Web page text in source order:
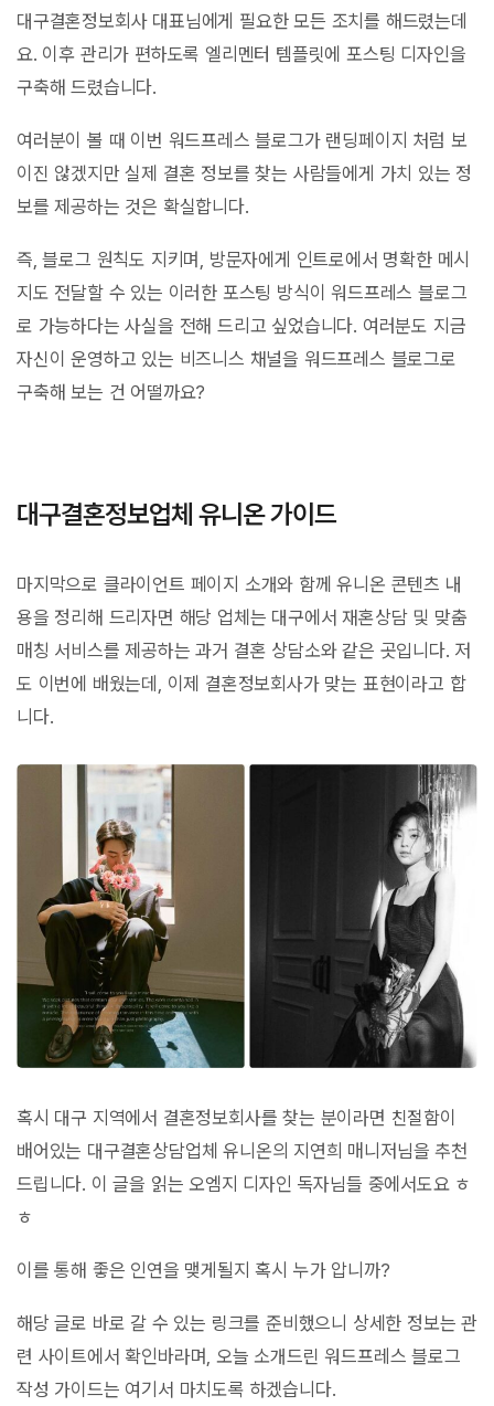
대구결혼정보회사 대표님에게 필요한 모든 조치를 해드렸는데
요. 이후 관리가 편하도록 엘리멘터 템플릿에 포스팅 디자인을
구축해 드렸습니다.
여러분이 볼 때 이번 워드프레스 블로그가 랜딩페이지 처럼 보
이진 않겠지만 실제 결혼 정보를 찾는 사람들에게 가치 있는 정
보를 제공하는 것은 확실합니다.
즉, 블로그 원칙도 지키며, 방문자에게 인트로에서 명확한 메시
지도 전달할 수 있는 이러한 포스팅 방식이 워드프레스 블로그
로 가능하다는 사실을 전해 드리고 싶었습니다. 여러분도 지금
자신이 운영하고 있는 비즈니스 채널을 워드프레스 블로그로
구축해 보는 건 어떨까요?
대구결혼정보업체 유니온 가이드
마지막으로 클라이언트 페이지 소개와 함께 유니온 콘텐츠 내
용을 정리해 드리자면 해당 업체는 대구에서 재혼상담 및 맞춤
매칭 서비스를 제공하는 과거 결혼 상담소와 같은 곳입니다. 저
도 이번에 배웠는데, 이제 결혼정보회사가 맞는 표현이라고 합
니다.
혹시 대구 지역에서 결혼정보회사를 찾는 분이라면 친절함이
배어있는 대구결혼상담업체 유니온의 지연희 매니저님을 추천
드립니다. 이 글을 읽는 오엠지 디자인 독자님들 중에서도요 ㅎ
ㅎ
이를 통해 좋은 인연을 맺게될지 혹시 누가 압니까?
해당 글로 바로 갈 수 있는 링크를 준비했으니 상세한 정보는 관
련 사이트에서 확인바라며, 오늘 소개드린 워드프레스 블로그
작성 가이드는 여기서 마치도록 하겠습니다.